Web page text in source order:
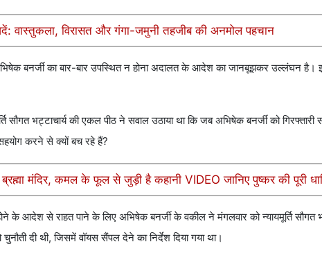
वास्तुकला, विरासत और गंगा-जमुनी तहजीब की अनमोल पहचान
बनर्जी का बार-बार उपस्थित न होना अदालत के आदेश का जानबूझकर उल्लंघन
सौगत भट्टाचार्य की एकल पीठ ने सवाल उठाया था कि जब अभिषेक बनर्जी को गिरफ्तारी
करने से क्यों बच रहे हैं?
मंदिर, कमल के फूल से जुड़ी है कहानी VIDEO जानिए पुष्कर की पूरी
आदेश से राहत पाने के लिए अभिषेक बनर्जी के वकील ने मंगलवार को न्यायमूर्ति सौगत
दी थी, जिसमें वॉयस सैंपल देने का निर्देश दिया गया था।